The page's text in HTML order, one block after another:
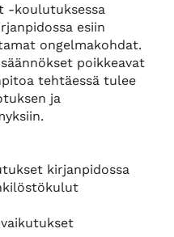
-koulutuksessa
esiin
ongelmakohdat.
poikkeavat
tehtäessä tulee
ja
kirjanpidossa